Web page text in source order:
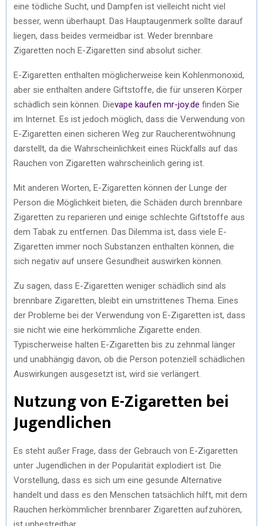
eine tödliche Sucht, und Dampfen ist vielleicht nicht viel
besser, wenn überhaupt. Das Hauptaugenmerk sollte darauf
liegen, dass beides vermeidbar ist. Weder brennbare
Zigaretten noch E-Zigaretten sind absolut sicher.
E-Zigaretten enthalten möglicherweise kein Kohlenmonoxid,
aber sie enthalten andere Giftstoffe, die für unseren Körper
schädlich sein können. Dievape kaufen mr-joy.de finden Sie
im Internet. Es ist jedoch möglich, dass die Verwendung von
E-Zigaretten einen sicheren Weg zur Raucherentwöhnung
darstellt, da die Wahrscheinlichkeit eines Rückfalls auf das
Rauchen von Zigaretten wahrscheinlich gering ist.
Mit anderen Worten, E-Zigaretten können der Lunge der
Person die Möglichkeit bieten, die Schäden durch brennbare
Zigaretten zu reparieren und einige schlechte Giftstoffe aus
dem Tabak zu entfernen. Das Dilemma ist, dass viele E-
Zigaretten immer noch Substanzen enthalten können, die
sich negativ auf unsere Gesundheit auswirken können.
Zu sagen, dass E-Zigaretten weniger schädlich sind als
brennbare Zigaretten, bleibt ein umstrittenes Thema. Eines
der Probleme bei der Verwendung von E-Zigaretten ist, dass
sie nicht wie eine herkömmliche Zigarette enden.
Typischerweise halten E-Zigaretten bis zu zehnmal länger
und unabhängig davon, ob die Person potenziell schädlichen
Auswirkungen ausgesetzt ist, wird sie verlängert.
Nutzung von E-Zigaretten bei
Jugendlichen
Es steht außer Frage, dass der Gebrauch von E-Zigaretten
unter Jugendlichen in der Popularität explodiert ist. Die
Vorstellung, dass es sich um eine gesunde Alternative
handelt und dass es den Menschen tatsächlich hilft, mit dem
Rauchen herkömmlicher brennbarer Zigaretten aufzuhören,